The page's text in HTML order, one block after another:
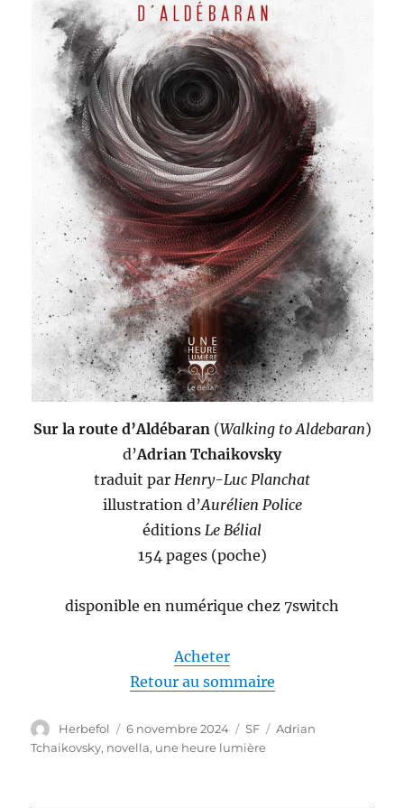
Sur la route d’Aldébaran(Walking to Aldebaran)
d’Adrian Tchaikovsky
traduit par Henry-Luc Planchat
illustration d’Aurélien Police
éditions Le Bélial
154 pages (poche)
disponible en numérique chez 7switch
Acheter
Retour au sommaire
Auteur
Herbefol
Publié
le
6 novembre 2024 Catégories
SF Étiquettes
Adrian
Tchaikovsky, novella, une heure lumière